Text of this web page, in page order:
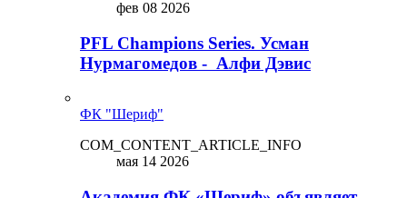
фев 08 2026
PFL Champions Series. Усман
Нурмагомедов - Алфи Дэвис
ФК "Шериф"
COM_CONTENT_ARTICLE_INFO
мая 14 2026